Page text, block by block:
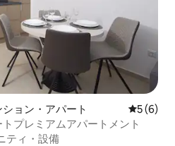
ョン・アパート レビュー
5 (6)
プレミアムアパートメント
ティ・設備